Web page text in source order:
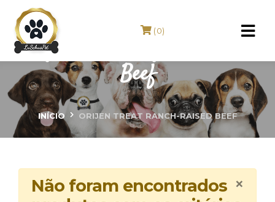
(0)
ORIJEN Treat Ranch-raised
Beef
INÍCIO ORIJEN TREAT RANCH-RAISED BEEF
×
Não foram encontrados